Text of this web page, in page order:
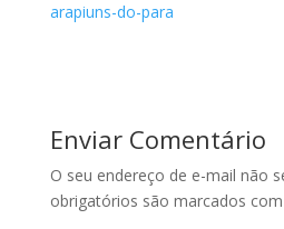
arapiuns-do-para
Enviar Comentário
O seu endereço de e-mail não
obrigatórios são marcados com